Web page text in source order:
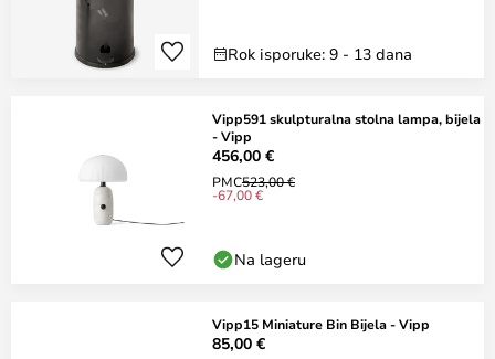
Rok isporuke: 9 - 13 dana
Vipp591 skulpturalna stolna lampa, bijela
- Vipp
456,00 €
PMC523,00 €
-67,00 €
Na lageru
Vipp15 Miniature Bin Bijela - Vipp
85,00 €